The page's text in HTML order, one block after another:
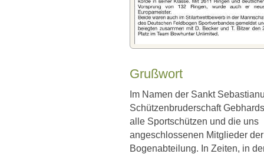
Grußwort
Im Namen der Sankt
Schützenbruderschaft
alle Sportschützen und die uns
angeschlossenen Mitglieder der
Bogenabteilung. In Zeiten, in